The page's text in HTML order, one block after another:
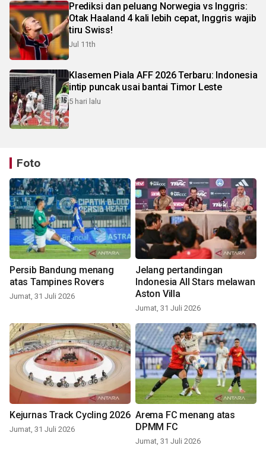
Prediksi dan peluang Norwegia vs Inggris:
Otak Haaland 4 kali lebih cepat, Inggris wajib
tiru Swiss!
Jul 11th
Klasemen Piala AFF 2026 Terbaru: Indonesia
intip puncak usai bantai Timor Leste
5 hari lalu
Foto
Persib Bandung menang
atas Tampines Rovers
Jumat, 31 Juli 2026
Jelang pertandingan
Indonesia All Stars melawan
Aston Villa
Jumat, 31 Juli 2026
Kejurnas Track Cycling 2026
Jumat, 31 Juli 2026
Arema FC menang atas
DPMM FC
Jumat, 31 Juli 2026